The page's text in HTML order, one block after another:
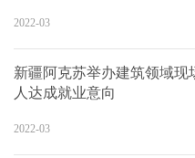
2022-03
新疆阿克苏举办建筑领域现场招
人达成就业意向
2022-03